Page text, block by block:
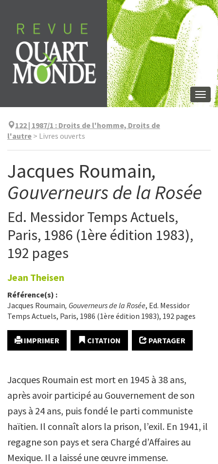
contenu
122 | 1987/1 : Droits de l'homme, Droits de
l'autre > Livres ouverts
Jacques Roumain,
Gouverneurs de la Rosée
Ed. Messidor Temps Actuels,
Paris, 1986 (1ère édition 1983),
192 pages
Jean Theisen
Référence(s) :
Jacques Roumain, Gouverneurs de la Rosée, Ed. Messidor
Temps Actuels, Paris, 1986 (1ère édition 1983), 192 pages
IMPRIMER CITATION PARTAGER
Jacques Roumain est mort en 1945 à 38 ans,
après avoir participé au Gouvernement de son
pays à 24 ans, puis fondé le parti communiste
haïtien. Il connaît alors la prison, l’exil. En 1941, il
regagne son pays et sera Chargé d’Affaires au
Mexique. Il a laissé une œuvre immense.